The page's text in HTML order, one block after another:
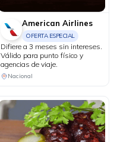
American Airlines
OFERTA ESPECIAL
Difiere a 3 meses sin intereses.
Válido para punto físico y
agencias de viaje.
Nacional